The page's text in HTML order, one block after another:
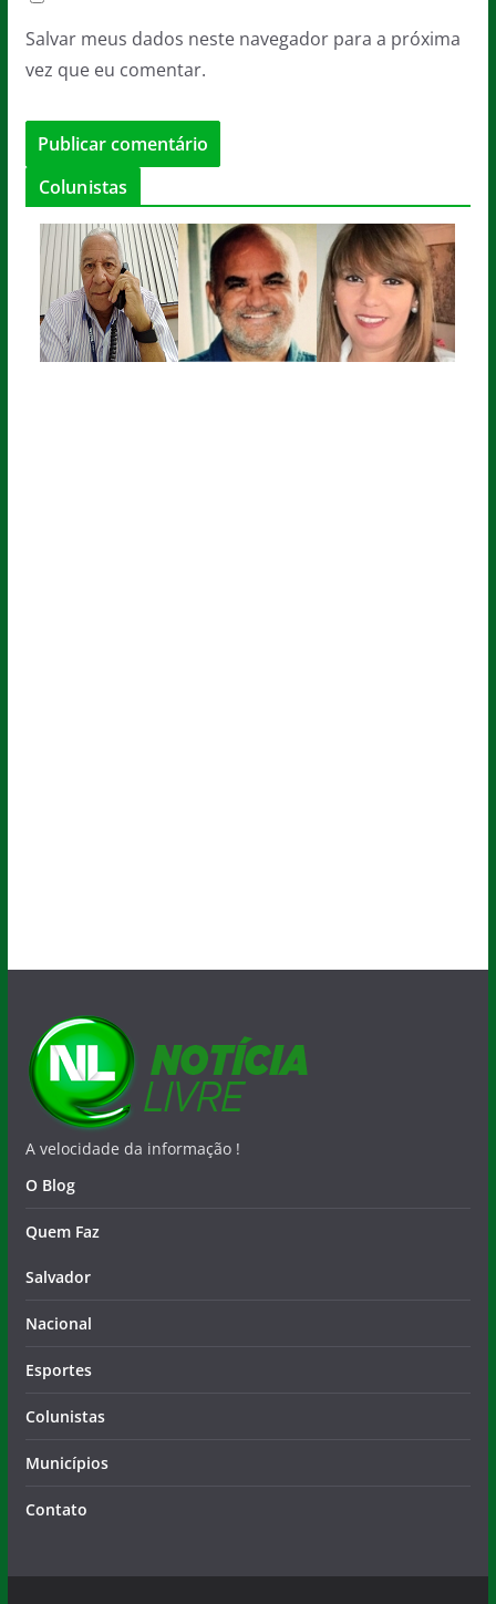
Salvar meus dados neste navegador para a próxima
vez que eu comentar.
Colunistas
A velocidade da informação !
O Blog
Quem Faz
Salvador
Nacional
Esportes
Colunistas
Municípios
Contato